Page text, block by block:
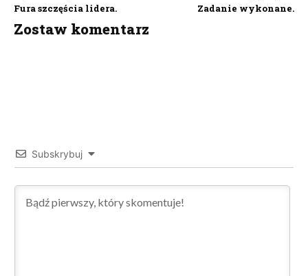
Fura szczęścia lidera. Zadanie wykonane.
Zostaw komentarz
Subskrybuj